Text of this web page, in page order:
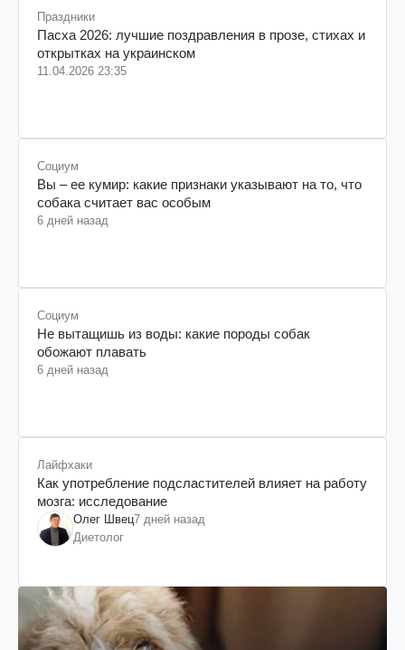
Праздники
Пасха 2026: лучшие поздравления в прозе, стихах и
открытках на украинском
11.04.2026 23:35
Социум
Вы – ее кумир: какие признаки указывают на то, что
собака считает вас особым
6 дней назад
Социум
Не вытащишь из воды: какие породы собак
обожают плавать
6 дней назад
Лайфхаки
Как употребление подсластителей влияет на работу
мозга: исследование
Олег Швец7 дней назад
Диетолог